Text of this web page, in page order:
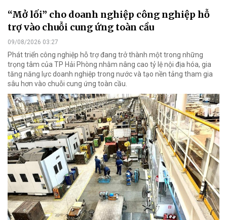
“Mở lối” cho doanh nghiệp công nghiệp hỗ
trợ vào chuỗi cung ứng toàn cầu
09/08/2026 03:27
Phát triển công nghiệp hỗ trợ đang trở thành một trong những
trọng tâm của TP Hải Phòng nhằm nâng cao tỷ lệ nội địa hóa, gia
tăng năng lực doanh nghiệp trong nước và tạo nền tảng tham gia
sâu hơn vào chuỗi cung ứng toàn cầu.